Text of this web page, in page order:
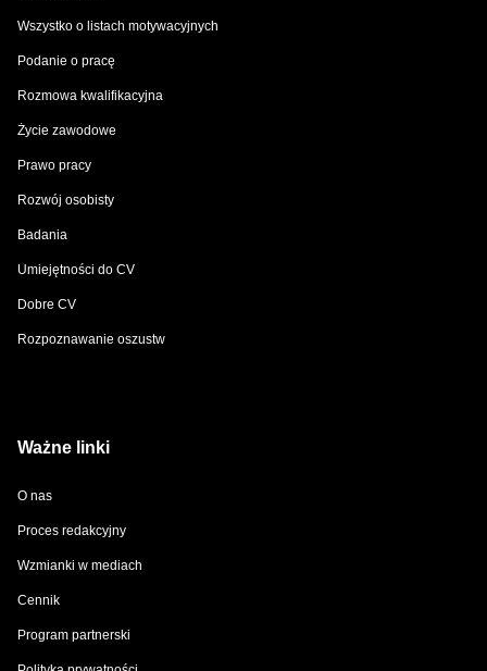
Wszystko o listach motywacyjnych
Podanie o pracę
Rozmowa kwalifikacyjna
Życie zawodowe
Prawo pracy
Rozwój osobisty
Badania
Umiejętności do CV
Dobre CV
Rozpoznawanie oszustw
Ważne linki
O nas
Proces redakcyjny
Wzmianki w mediach
Cennik
Program partnerski